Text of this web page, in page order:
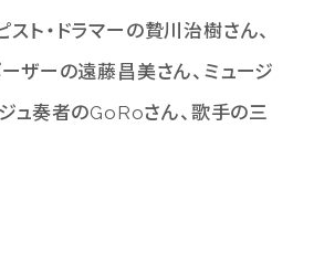
ト・ドラマーの贄川治樹さん、
ーザーの遠藤昌美さん、ミュージ
ジュ奏者のGoRoさん、歌手の三